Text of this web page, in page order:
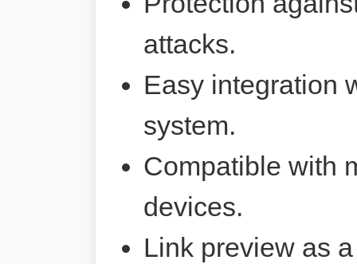
attacks.
Easy integration
system.
Compatible with
devices.
Link preview as